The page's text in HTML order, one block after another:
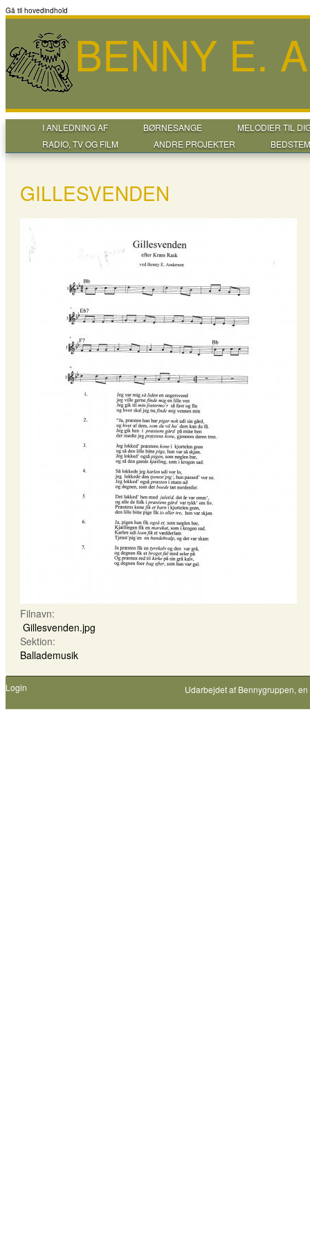
Gå til hovedindhold
BENNY E.
I ANLEDNING AF BØRNESANGE
MELODIER TIL
RADIO, TV OG FILM
ANDRE PROJEKTER
GILLESVENDEN
Filnavn:
Gillesvenden.jpg
Sektion:
Ballademusik
Login Udarbejdet af Bennygruppen,